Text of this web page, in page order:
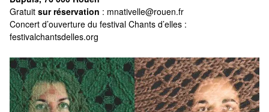
Gratuit sur réservation : mnativelle@rouen.fr
Concert d’ouverture du festival Chants d’elles :
festivalchantsdelles.org